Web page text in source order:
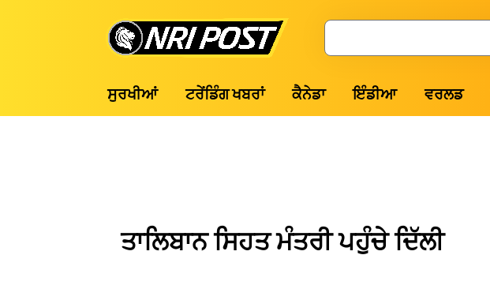
Post
Search
ਸੁਰਖੀਆਂ ਟਰੇਂਡਿੰਗ ਖਬਰਾਂ ਕੈਨੇਡਾ ਇੰਡੀਆ ਵਰਲਡ
ਤਾਲਿਬਾਨ ਸਿਹਤ ਮੰਤਰੀ ਪਹੁੰਚੇ ਦਿੱਲੀ